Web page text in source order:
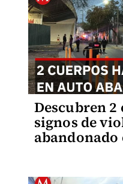
Descubren 2
signos de